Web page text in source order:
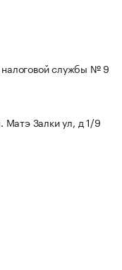
службы № 9
Залки ул, д 1/9